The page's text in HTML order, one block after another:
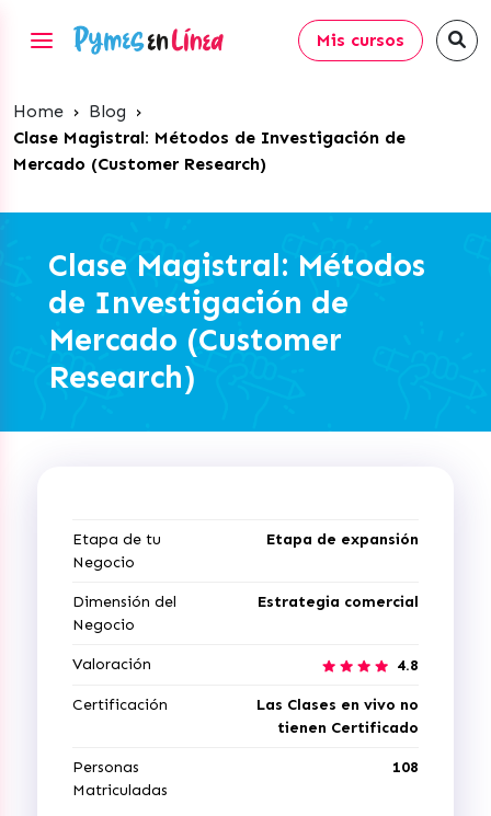
Mis cursos
Home › Blog ›
Clase Magistral: Métodos de Investigación de
Mercado (Customer Research)
Clase Magistral: Métodos
de Investigación de
Mercado (Customer
Research)
Etapa de tu
Negocio
Etapa de expansión
Dimensión del
Negocio
Estrategia comercial
Valoración 4.8
Certificación
Las Clases en vivo no
tienen Certificado
Personas
Matriculadas
108